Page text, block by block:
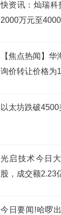
快资讯：灿瑞科
2000万元至
【焦点热闻】
询价转让价格为
以太坊跌破4500
光启技术今日
股，成交额2.23
今日要闻!哈啰